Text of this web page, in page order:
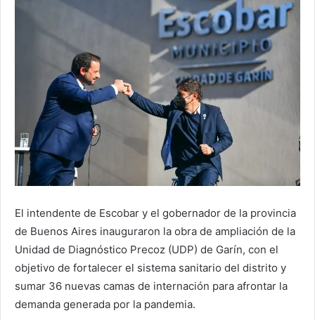
El intendente de Escobar y el gobernador de la provincia
de Buenos Aires inauguraron la obra de ampliación de la
Unidad de Diagnóstico Precoz (UDP) de Garín, con el
objetivo de fortalecer el sistema sanitario del distrito y
sumar 36 nuevas camas de internación para afrontar la
demanda generada por la pandemia.